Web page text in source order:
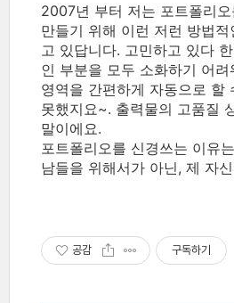
2007년 부터 저는 포트폴리
만들기 위해 이런 저런 방법
고 있답니다. 고민하고 있다
인 부분을 모두 소화하기 어
영역을 간편하게 자동으로 할
못했지요~. 출력물의 고품질
말이에요.
포트폴리오를 신경쓰는 이유
남들을 위해서가 아닌, 제 자
공감 구독하기